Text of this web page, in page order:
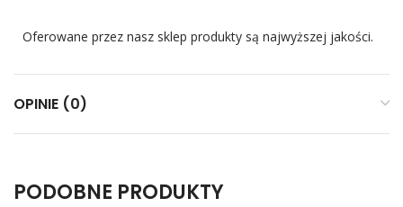
Oferowane przez nasz sklep produkty są najwyższej jakości.
OPINIE (0)
PODOBNE PRODUKTY